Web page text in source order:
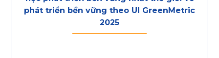
phát triển bền vững theo UI GreenMetric
2025